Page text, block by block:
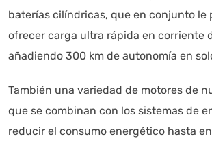
baterías cilíndricas, que en conjunto le
ofrecer carga ultra rápida en corriente
añadiendo 300 km de autonomía en
También una variedad de motores de
que se combinan con los sistemas de
reducir el consumo energético hasta
Asistente con IA en desarrollo.
diariamente su exactitud."